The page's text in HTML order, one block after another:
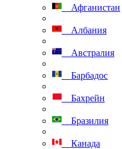
Афганистан
Албания
Австралия
Барбадос
Бахрейн
Бразилия
Канада